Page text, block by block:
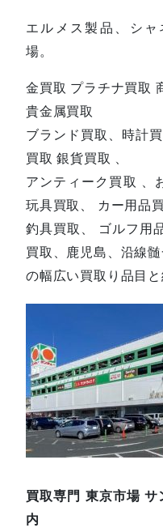
エルメス製品、シ
場。
金買取 プラチナ買取
貴金属買取
ブランド買取、時計
買取 銀貨買取 、
アンティーク買取 、
玩具買取、 カー用品買
釣具買取、 ゴルフ用
買取、鹿児島、沿線髄
の幅広い買取り品目と
買取専門 東京市場 サ
内